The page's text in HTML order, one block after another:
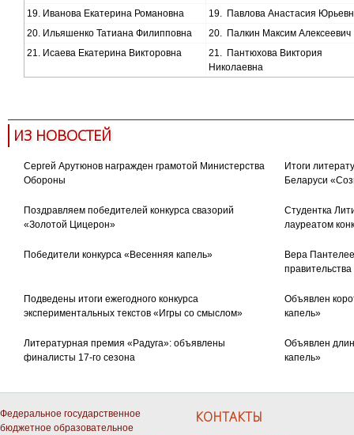
19. Иванова Екатерина Романовна 19.
Павлова Анастасия
20. Ильяшенко Татиана Филипповна 20.
Палкин Максим Алексеевич
21.
Исаева Екатерина Викторовна 21.
Пантюхова Виктория
Николаевна
ИЗ НОВОСТЕЙ
Сергей Арутюнов награжден грамотой Министерства
Обороны
Итоги
Беларуси
Поздравляем победителей конкурса свазорий
«Золотой Цицерон»
Студентка
лауреатом
Победители конкурса «Весенняя капель»
Вера
Подведены итоги ежегодного конкурса
экспериментальных текстов «Игры со смыслом»
Объявлен
капель»
Литературная премия «Радуга»: объявлены
финалисты 17-го сезона
Объявлен
капель»
Федеральное государственное
бюджетное образовательное
КОНТАКТЫ